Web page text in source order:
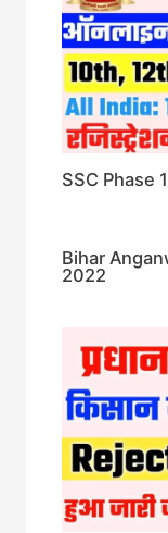
SSC Phase
Bihar
2022